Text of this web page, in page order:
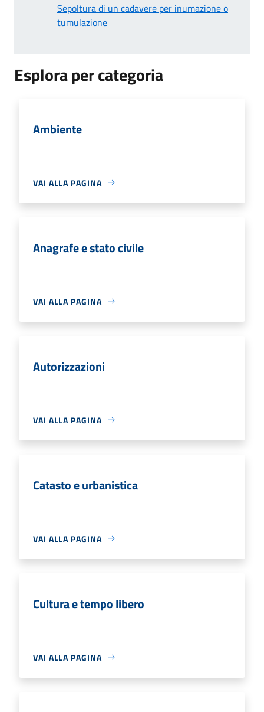
Sepoltura di un cadavere per inumazione o
tumulazione
Esplora per categoria
Ambiente
VAI ALLA PAGINA
Anagrafe e stato civile
VAI ALLA PAGINA
Autorizzazioni
VAI ALLA PAGINA
Catasto e urbanistica
VAI ALLA PAGINA
Cultura e tempo libero
VAI ALLA PAGINA